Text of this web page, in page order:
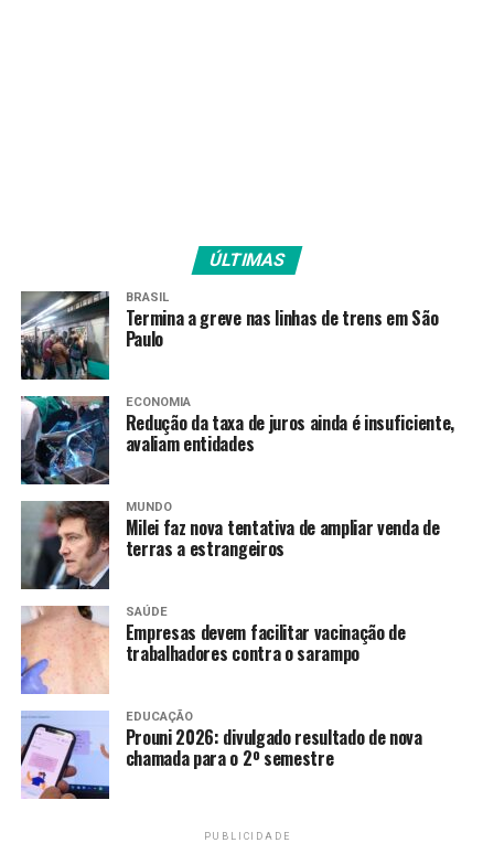
Governador do distrito de Caracas morre de covid-19
Amarildo Mota
ÚLTIMAS
BRASIL
Termina a greve nas linhas de trens em São
Paulo
ECONOMIA
Redução da taxa de juros ainda é insuficiente,
avaliam entidades
MUNDO
Milei faz nova tentativa de ampliar venda de
terras a estrangeiros
SAÚDE
Empresas devem facilitar vacinação de
trabalhadores contra o sarampo
EDUCAÇÃO
Prouni 2026: divulgado resultado de nova
chamada para o 2º semestre
PUBLICIDADE